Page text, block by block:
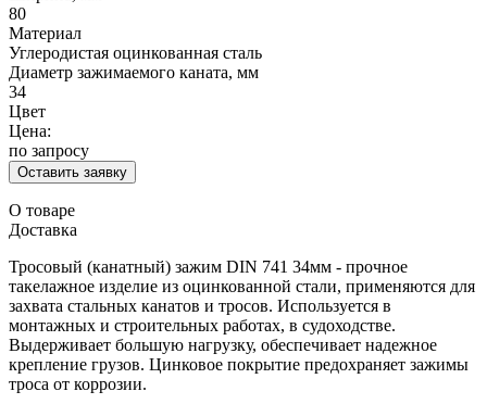
80
Материал
Углеродистая оцинкованная сталь
Диаметр зажимаемого каната, мм
34
Цвет
Цена:
по запросу
Оставить заявку
О товаре
Доставка
Тросовый (канатный) зажим DIN 741 34мм - прочное
такелажное изделие из оцинкованной стали, применяются для
захвата стальных канатов и тросов. Используется в
монтажных и строительных работах, в судоходстве.
Выдерживает большую нагрузку, обеспечивает надежное
крепление грузов. Цинковое покрытие предохраняет зажимы
троса от коррозии.